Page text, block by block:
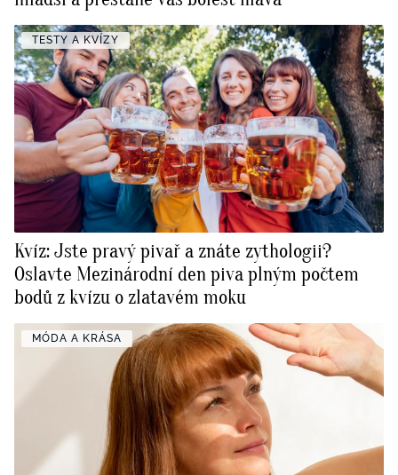
TESTY A KVÍZY
Kvíz: Jste pravý pivař a znáte zythologii?
Oslavte Mezinárodní den piva plným počtem
bodů z kvízu o zlatavém moku
MÓDA A KRÁSA